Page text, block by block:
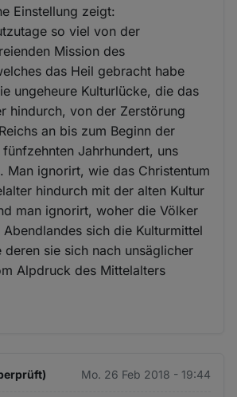
Einstellung zeigt:
so viel von der
Mission des
das Heil gebracht habe
ungeheure Kulturlücke, die das
hindurch, von der Zerstörung
an bis zum Beginn der
fünfzehnten Jahrhundert, uns
Man ignorirt, wie das Christentum
hindurch mit der alten Kultur
man ignorirt, woher die Völker
sich die Kulturmittel
sie sich nach unsäglicher
Alpdruck des Mittelalters
Mo. 26 Feb 2018 - 19:44